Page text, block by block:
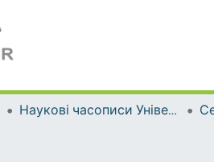
Наукові часописи Університету